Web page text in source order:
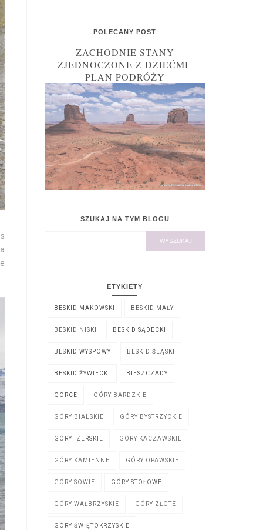
POLECANY POST
ZACHODNIE STANY
ZJEDNOCZONE Z DZIEĆMI-
PLAN PODRÓŻY
SZUKAJ NA TYM BLOGU
ETYKIETY
BESKID MAKOWSKI BESKID MAŁY
BESKID NISKI BESKID SĄDECKI
BESKID WYSPOWY BESKID ŚLĄSKI
BESKID ŻYWIECKI BIESZCZADY
GORCE GÓRY BARDZKIE
GÓRY BIALSKIE GÓRY BYSTRZYCKIE
GÓRY IZERSKIE GÓRY KACZAWSKIE
GÓRY KAMIENNE GÓRY OPAWSKIE
GÓRY SOWIE GÓRY STOŁOWE
GÓRY WAŁBRZYSKIE GÓRY ZŁOTE
GÓRY ŚWIĘTOKRZYSKIE